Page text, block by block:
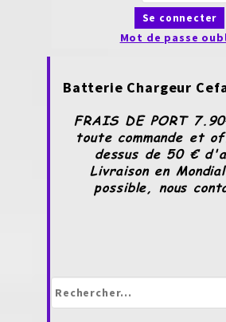
Se connecter
Mot de passe
Batterie Chargeur
FRAIS DE PORT
toute commande et
dessus de 50 €
Livraison en
possible, nous